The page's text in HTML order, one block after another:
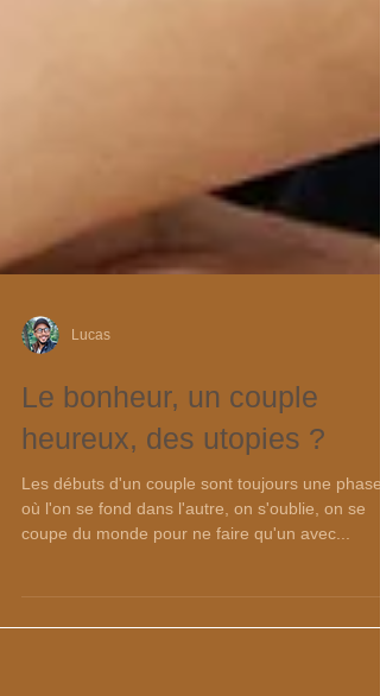
Le bonheur, un couple
heureux, des utopies ?
Les débuts d'un couple sont toujours une phase